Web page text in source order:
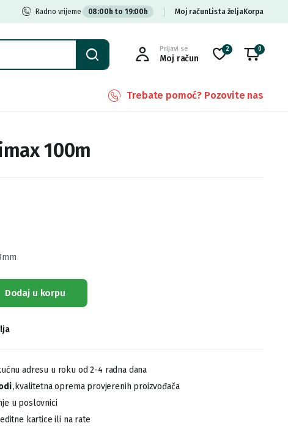
Radno vrijeme 08:00h to 19:00h Moj račun Lista željaKorpa
Prijavi se
Moj račun
2 0
Trebate pomoć? Pozovite nas
100m
Dodaj u korpu
adresu u roku od 2-4 radna dana
,kvalitetna oprema provjerenih proizvođača
u poslovnici
kartice ili na rate